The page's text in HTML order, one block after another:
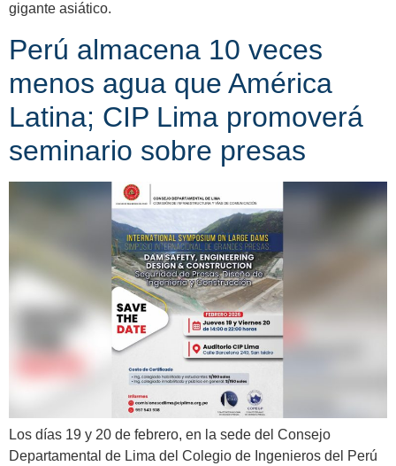
gigante asiático.
Perú almacena 10 veces
menos agua que América
Latina; CIP Lima promoverá
seminario sobre presas
Los días 19 y 20 de febrero, en la sede del Consejo
Departamental de Lima del Colegio de Ingenieros del Perú